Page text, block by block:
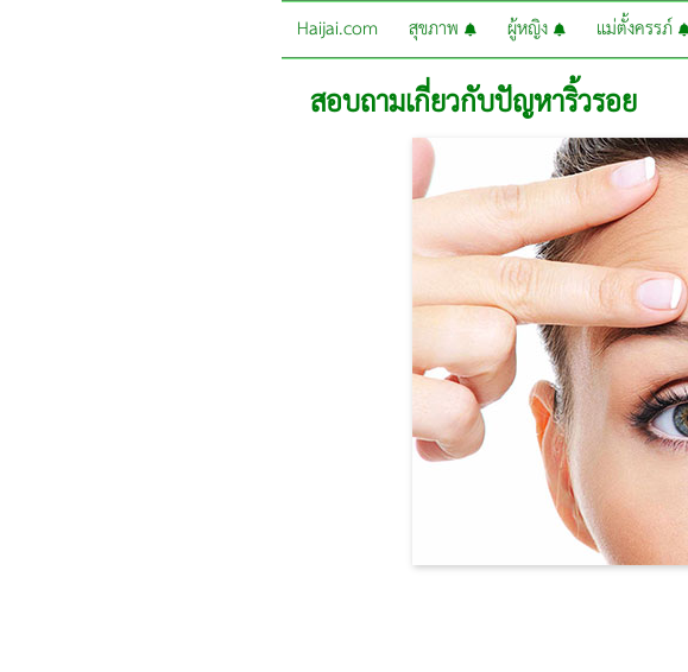
Haijai.com สุขภาพ ผู้หญิง แม่ตั้งครรภ์
สอบถามเกี่ยวกับปัญหาริ้วรอย